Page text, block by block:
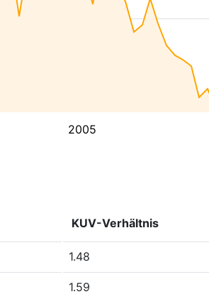
2005
KUV-Verhältnis
1.48
1.59